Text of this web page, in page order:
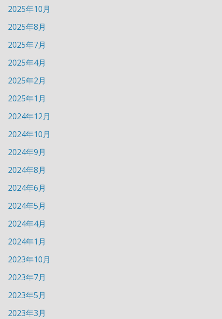
2025年10月
2025年8月
2025年7月
2025年4月
2025年2月
2025年1月
2024年12月
2024年10月
2024年9月
2024年8月
2024年6月
2024年5月
2024年4月
2024年1月
2023年10月
2023年7月
2023年5月
2023年3月